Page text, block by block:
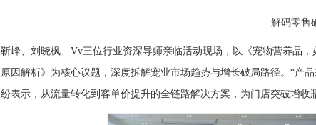
解码零售
靳峰、刘晓枫、Vv三位行业资深导师亲临活动现场，以《宠物营养品
原因解析》为核心议题，深度拆解宠业市场趋势与增长破局路径。“产
纷表示，从流量转化到客单价提升的全链路解决方案，为门店突破增收